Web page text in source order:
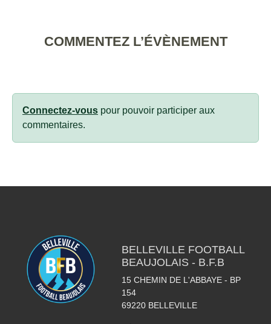
COMMENTEZ L’ÉVÈNEMENT
Connectez-vous pour pouvoir participer aux
commentaires.
BELLEVILLE FOOTBALL
BEAUJOLAIS - B.F.B
15 CHEMIN DE L'ABBAYE - BP
154
69220 BELLEVILLE